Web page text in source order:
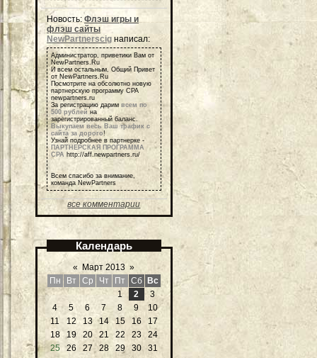
Новость: Флэш игры и
флэш сайты
NewPartnerscig написал:
Администратор, приветики Вам от
NewPartners.Ru
И всем остальным, Общий Привет
от NewPartners.Ru
Посмотрите на обсолютно новую
партнерскую программу СРА
newpartners.ru
За регистрацию дарим всем по
500 рублей на
зарегистрированный баланс.
Выкупаем весь Ваш трафик с
сайта за дорого!
Узнай подробнее в партнерке -
ПАРТНЕРСКАЯ ПРОГРАММА
СРА http://aff.newpartners.ru/
Всем спасибо за внимание,
команда NewPartners
все комментарии
Календарь
« Март 2013 »
Пн
Вт Ср Чт Пт Сб
Вс
1
2
3
4
5 6 7 8 9
10
11
12 13 14 15 16
17
18
19 20 21 22 23
24
25
26 27 28 29 30 31